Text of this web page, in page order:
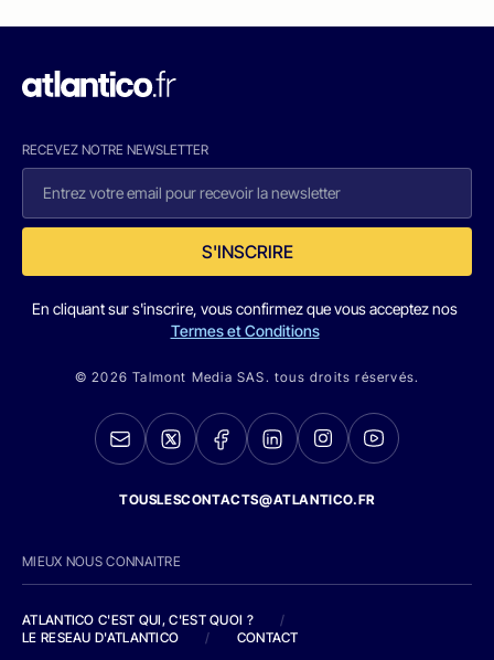
RECEVEZ NOTRE NEWSLETTER
S'INSCRIRE
En cliquant sur s'inscrire, vous confirmez que vous acceptez nos
Termes et Conditions
© 2026 Talmont Media SAS. tous droits réservés.
TOUSLESCONTACTS@ATLANTICO.FR
MIEUX NOUS CONNAITRE
ATLANTICO C'EST QUI, C'EST QUOI ?
/
LE RESEAU D'ATLANTICO
/ CONTACT